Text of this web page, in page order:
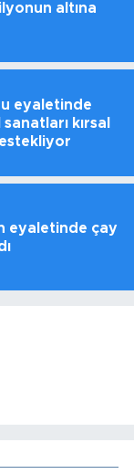
altına
eyaletinde
kırsal
eyaletinde çay